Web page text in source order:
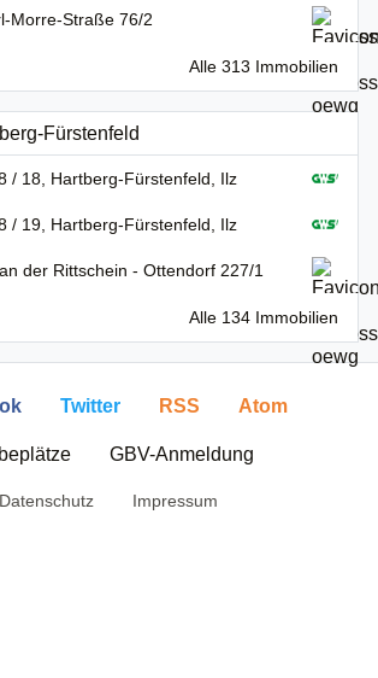
Morre-Straße 76/2
Alle 313 Immobilien
Fürstenfeld
/ 18, Hartberg-Fürstenfeld, Ilz
/ 19, Hartberg-Fürstenfeld, Ilz
der Rittschein - Ottendorf 227/1
Alle 134 Immobilien
Twitter RSS Atom
GBV-Anmeldung
Datenschutz Impressum